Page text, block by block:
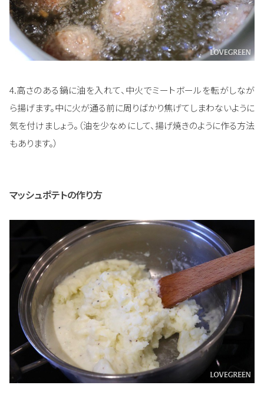
4.高さのある鍋に油を入れて、中火でミートボールを転がしなが
ら揚げます。中に火が通る前に周りばかり焦げてしまわないように
気を付けましょう。（油を少なめにして、揚げ焼きのように作る方法
もあります。）
マッシュポテトの作り方